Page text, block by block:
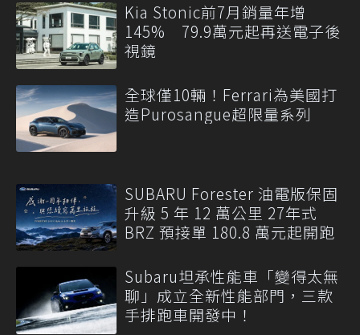
Kia Stonic前7月銷量年增
145% 79.9萬元起再送電子後
視鏡
全球僅10輛！Ferrari為美國打
造Purosangue超限量系列
SUBARU Forester 油電版保固
升級 5 年 12 萬公里 27年式
BRZ 預接單 180.8 萬元起開跑
Subaru坦承性能車「變得太無
聊」成立全新性能部門，三款
手排跑車開發中！